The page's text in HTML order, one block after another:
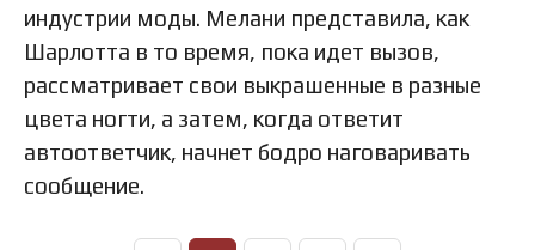
индустрии моды. Мелани представила, как
Шарлотта в то время, пока идет вызов,
рассматривает свои выкрашенные в разные
цвета ногти, а затем, когда ответит
автоответчик, начнет бодро наговаривать
сообщение.